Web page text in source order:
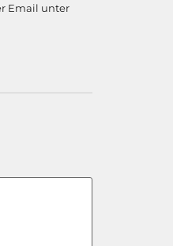
Email unter